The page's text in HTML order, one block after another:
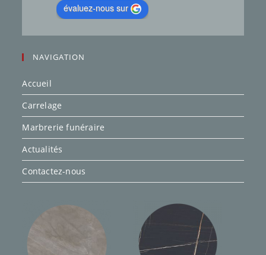
évaluez-nous sur
NAVIGATION
Accueil
Carrelage
Marbrerie funéraire
Actualités
Contactez-nous